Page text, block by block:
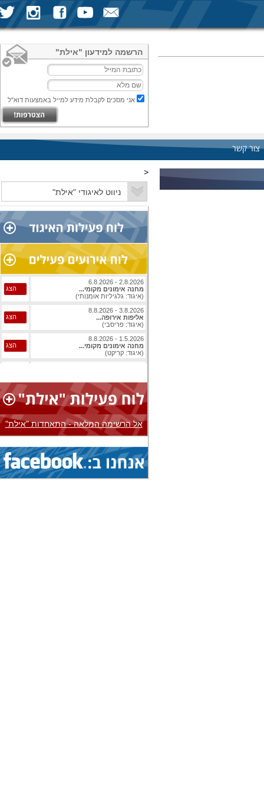
הרשמה למידעון "אילת"
אני מסכים לקבלת מידע למייל באמצעות דוא"ל
צור קשר
<
2.8.2026 - 6.8.2026
מחנה אימונים מקומי...
(איגוד: גלגיליות אומנותי)
הצג
3.8.2026 - 8.8.2026
אליפות אירופה...
(איגוד: פריסבי)
הצג
1.5.2026 - 8.8.2026
מחנה אימונים מקומי...
(איגוד: קריקט)
הצג
(איגוד: ג'יו ג'יטסו)
1.8.2026 - 8.8.2026
אליפות עולם...
(איגוד: ג'יו ג'יטסו)
הצג
3.8.2026 - 8.8.2026
אליפות אירופה...
(איגוד: בייסבול)
הצג
1.8.2026 - 9.8.2026
אליפות עולם...
(איגוד: ג'יו ג'יטסו)
הצג
1.8.2026 - 9.8.2026
אל הרשימה המלאה - התאחדות "אילת"